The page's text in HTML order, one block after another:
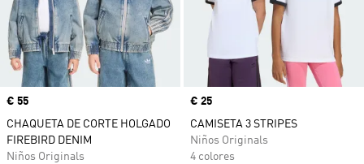
Precio
€ 55
CHAQUETA DE CORTE HOLGADO
FIREBIRD DENIM
Niños Originals
Precio
€ 25
CAMISETA 3 STRIPES
Niños Originals
4 colores